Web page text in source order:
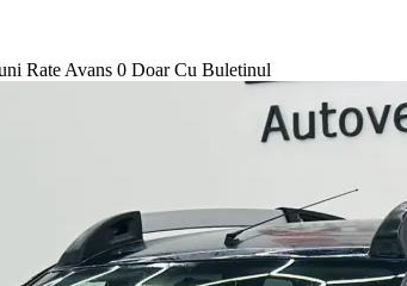
Rate Avans 0 Doar Cu Buletinul